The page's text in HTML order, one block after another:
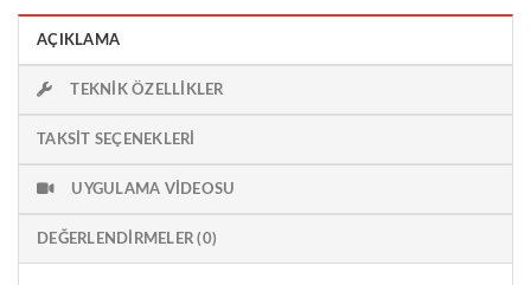
AÇIKLAMA
TEKNIK ÖZELLIKLER
TAKSIT SEÇENEKLERI
UYGULAMA VIDEOSU
DEĞERLENDIRMELER (0)